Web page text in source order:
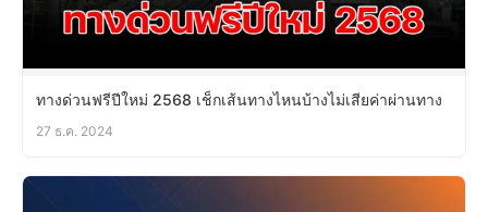
ทางด่วนฟรีปีใหม่ 2568 เช็กเส้นทางไหนบ้างไม่เสียค่าผ่านทาง
27 ธ.ค. 2024